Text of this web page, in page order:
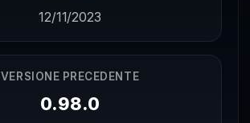
12/11/2023
VERSIONE PRECEDENTE
0.98.0